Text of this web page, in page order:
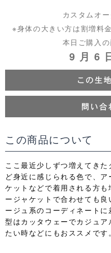
カスタムオ
※身体の大きい方は割増料
本日ご購入
9 月 6
この商品について
ここ最近少しずつ増えてき
ど身近に感じられる色で、
ケットなどで着用される方
ージャケットで合わせても
ージュ系のコーディネート
型はカッタウェーでカジュ
たい時などにもおススメで